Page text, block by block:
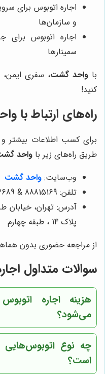
اجاره اتوبوس برای
و سازمان‌ها
اجاره اتوبوس برای
سمینارها
باواحد گشت، سفری ایمن،
کنید!
راه‌های ارتباط با
برای کسب اطلاعات بیشتر و
طریق راه‌های زیر با واحد
وب‌سایت: واحد گشت
تلفن: 88815169 & 88813689
آدرس: تهران، خیابان
پلاک 14 ، طبقه چهارم
از مراجعه حضوری بدون
سوالات متداول
هزینه اجاره
می‌شود؟
چه نوع اتوبوس‌هایی
است؟